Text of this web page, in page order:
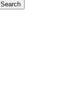
Search